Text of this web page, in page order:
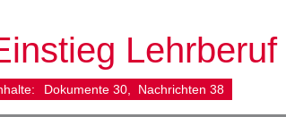
Lehrberuf
Dokumente 30 Nachrichten 38